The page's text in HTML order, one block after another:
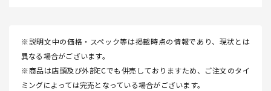
※説明文中の価格・スペック等は掲載時点の情報であり、現状とは
異なる場合がございます。
※商品は店頭及び外部ECでも併売しておりますため、ご注文のタイ
ミングによっては完売となっている場合がございます。